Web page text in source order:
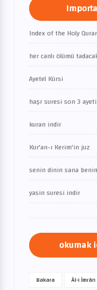
Index of the Holy
her canlı ölümü
Ayetel Kürsi
haşr suresi son 3 ayeti
kuran indir
Kur'an-ı Kerim'in juz
senin dinin sana
yasin suresi indir
okumak
Bakara Âl-i İmrân